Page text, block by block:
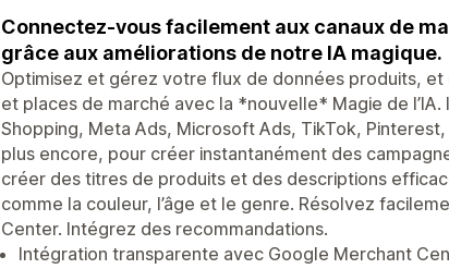
Connectez-vous facilement aux canaux de
grâce aux améliorations de notre IA magique.
Optimisez et gérez votre flux de données produits,
et places de marché avec la *nouvelle* Magie de
Shopping, Meta Ads, Microsoft Ads, TikTok,
plus encore, pour créer instantanément des
créer des titres de produits et des descriptions
comme la couleur, l’âge et le genre. Résolvez
Center. Intégrez des recommandations.
Intégration transparente avec Google Merchant